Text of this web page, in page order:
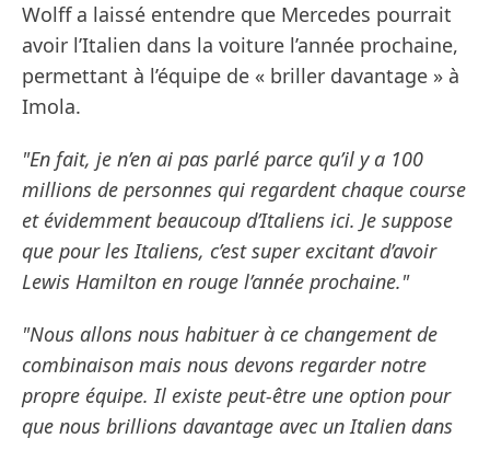
Wolff a laissé entendre que Mercedes pourrait
avoir l’Italien dans la voiture l’année prochaine,
permettant à l’équipe de « briller davantage » à
Imola.
"En fait, je n’en ai pas parlé parce qu’il y a 100
millions de personnes qui regardent chaque course
et évidemment beaucoup d’Italiens ici. Je suppose
que pour les Italiens, c’est super excitant d’avoir
Lewis Hamilton en rouge l’année prochaine."
"Nous allons nous habituer à ce changement de
combinaison mais nous devons regarder notre
propre équipe. Il existe peut-être une option pour
que nous brillions davantage avec un Italien dans